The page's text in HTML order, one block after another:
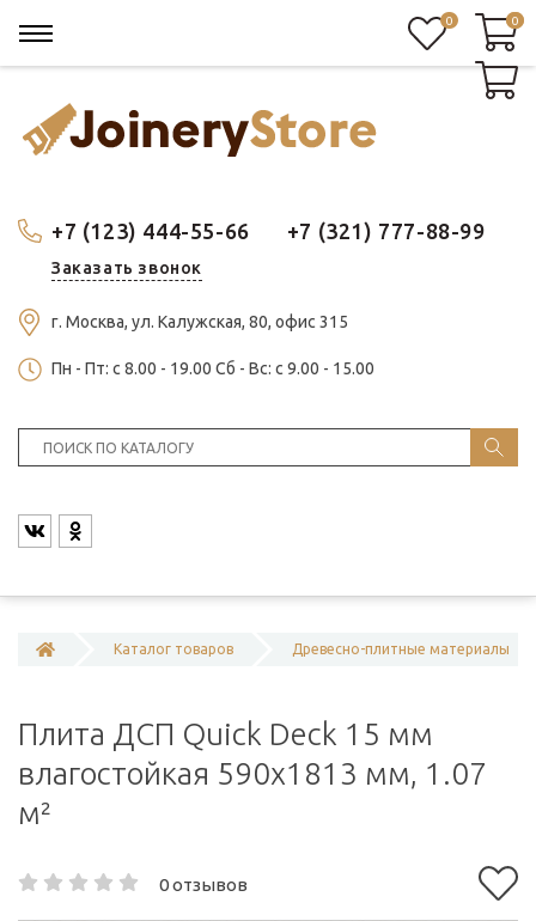
+7 (123) 444-55-66 +7 (321) 777-88-99
Заказать звонок
г. Москва, ул. Калужская, 80, офис 315
Пн - Пт: c 8.00 - 19.00 Сб - Вс: c 9.00 - 15.00
0 0
0
Каталог товаров Древесно-плитные материалы
Плита ДСП Quick Deck 15 мм
влагостойкая 590х1813 мм, 1.07
м²
0 отзывов